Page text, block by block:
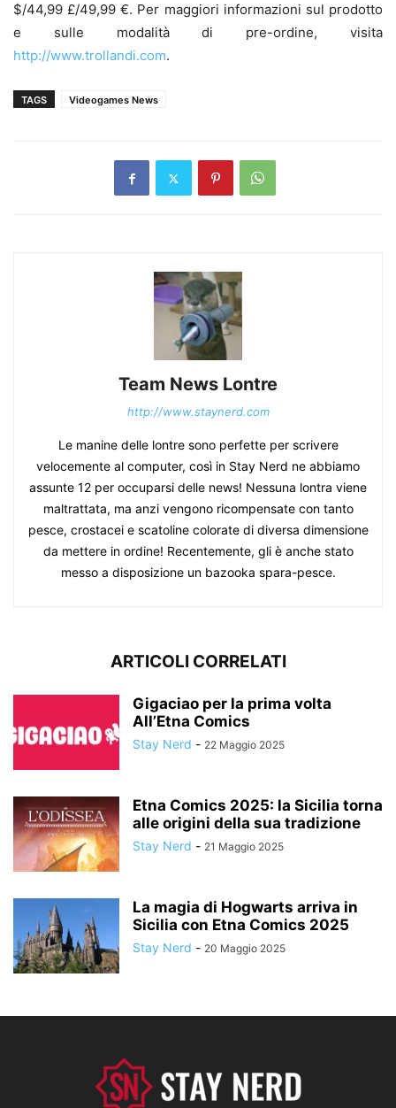
$/44,99 £/49,99 €. Per maggiori informazioni sul prodotto
e sulle modalità di pre-ordine, visita
http://www.trollandi.com.
TAGS Videogames News
Team News Lontre
http://www.staynerd.com
Le manine delle lontre sono perfette per scrivere
velocemente al computer, così in Stay Nerd ne abbiamo
assunte 12 per occuparsi delle news! Nessuna lontra viene
maltrattata, ma anzi vengono ricompensate con tanto
pesce, crostacei e scatoline colorate di diversa dimensione
da mettere in ordine! Recentemente, gli è anche stato
messo a disposizione un bazooka spara-pesce.
ARTICOLI CORRELATI
Gigaciao per la prima volta
All’Etna Comics
Stay Nerd - 22 Maggio 2025
Etna Comics 2025: la Sicilia torna
alle origini della sua tradizione
Stay Nerd - 21 Maggio 2025
La magia di Hogwarts arriva in
Sicilia con Etna Comics 2025
Stay Nerd - 20 Maggio 2025